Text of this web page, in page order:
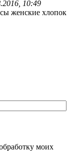
10:49
женские хлопок
моих